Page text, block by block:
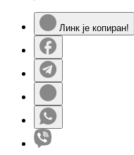
Линк је копиран!